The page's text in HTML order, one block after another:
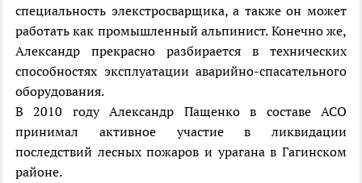
специальность элекстросварщика, а также он может
работать как промышленный альпинист. Конечно же,
Александр прекрасно разбирается в технических
способностях эксплуатации аварийно-спасательного
оборудования.
В 2010 году Александр Пащенко в составе АСО
принимал активное участие в ликвидации
последствий лесных пожаров и урагана в Гагинском
районе.